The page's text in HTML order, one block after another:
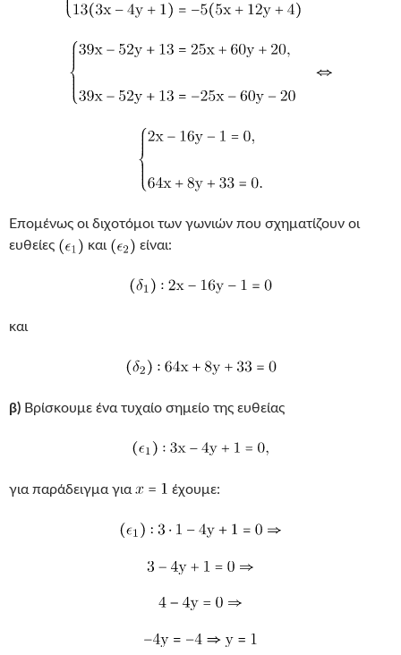
Επομένως οι διχοτόμοι των γωνιών που σχηματίζουν οι
ευθείες
και είναι:
και
β) Βρίσκουμε ένα τυχαίο σημείο της ευθείας
για παράδειγμα για έχουμε: